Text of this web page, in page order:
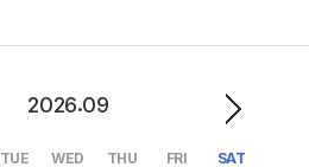
2026.09
TUE WED THU FRI SAT